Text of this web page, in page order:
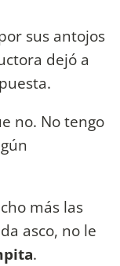
sus antojos
dejó a
no. No tengo
más las
asco, no le
.